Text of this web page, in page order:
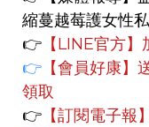
縮蔓越莓護女性
👉 【LINE官方】
👉 【會員好康】
領取
👉 【訂閱電子報】